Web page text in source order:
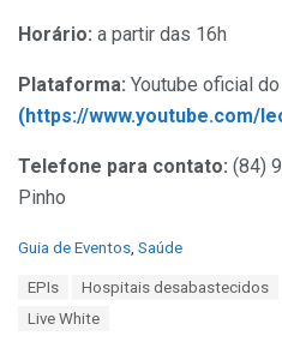
Horário: a partir das 16h
Plataforma: Youtube oficial
(https://www.youtube.com/
Telefone para contato: (84)
Pinho
C
Guia de Eventos Saúde
EPIs Hospitais desabastecidos
Live White